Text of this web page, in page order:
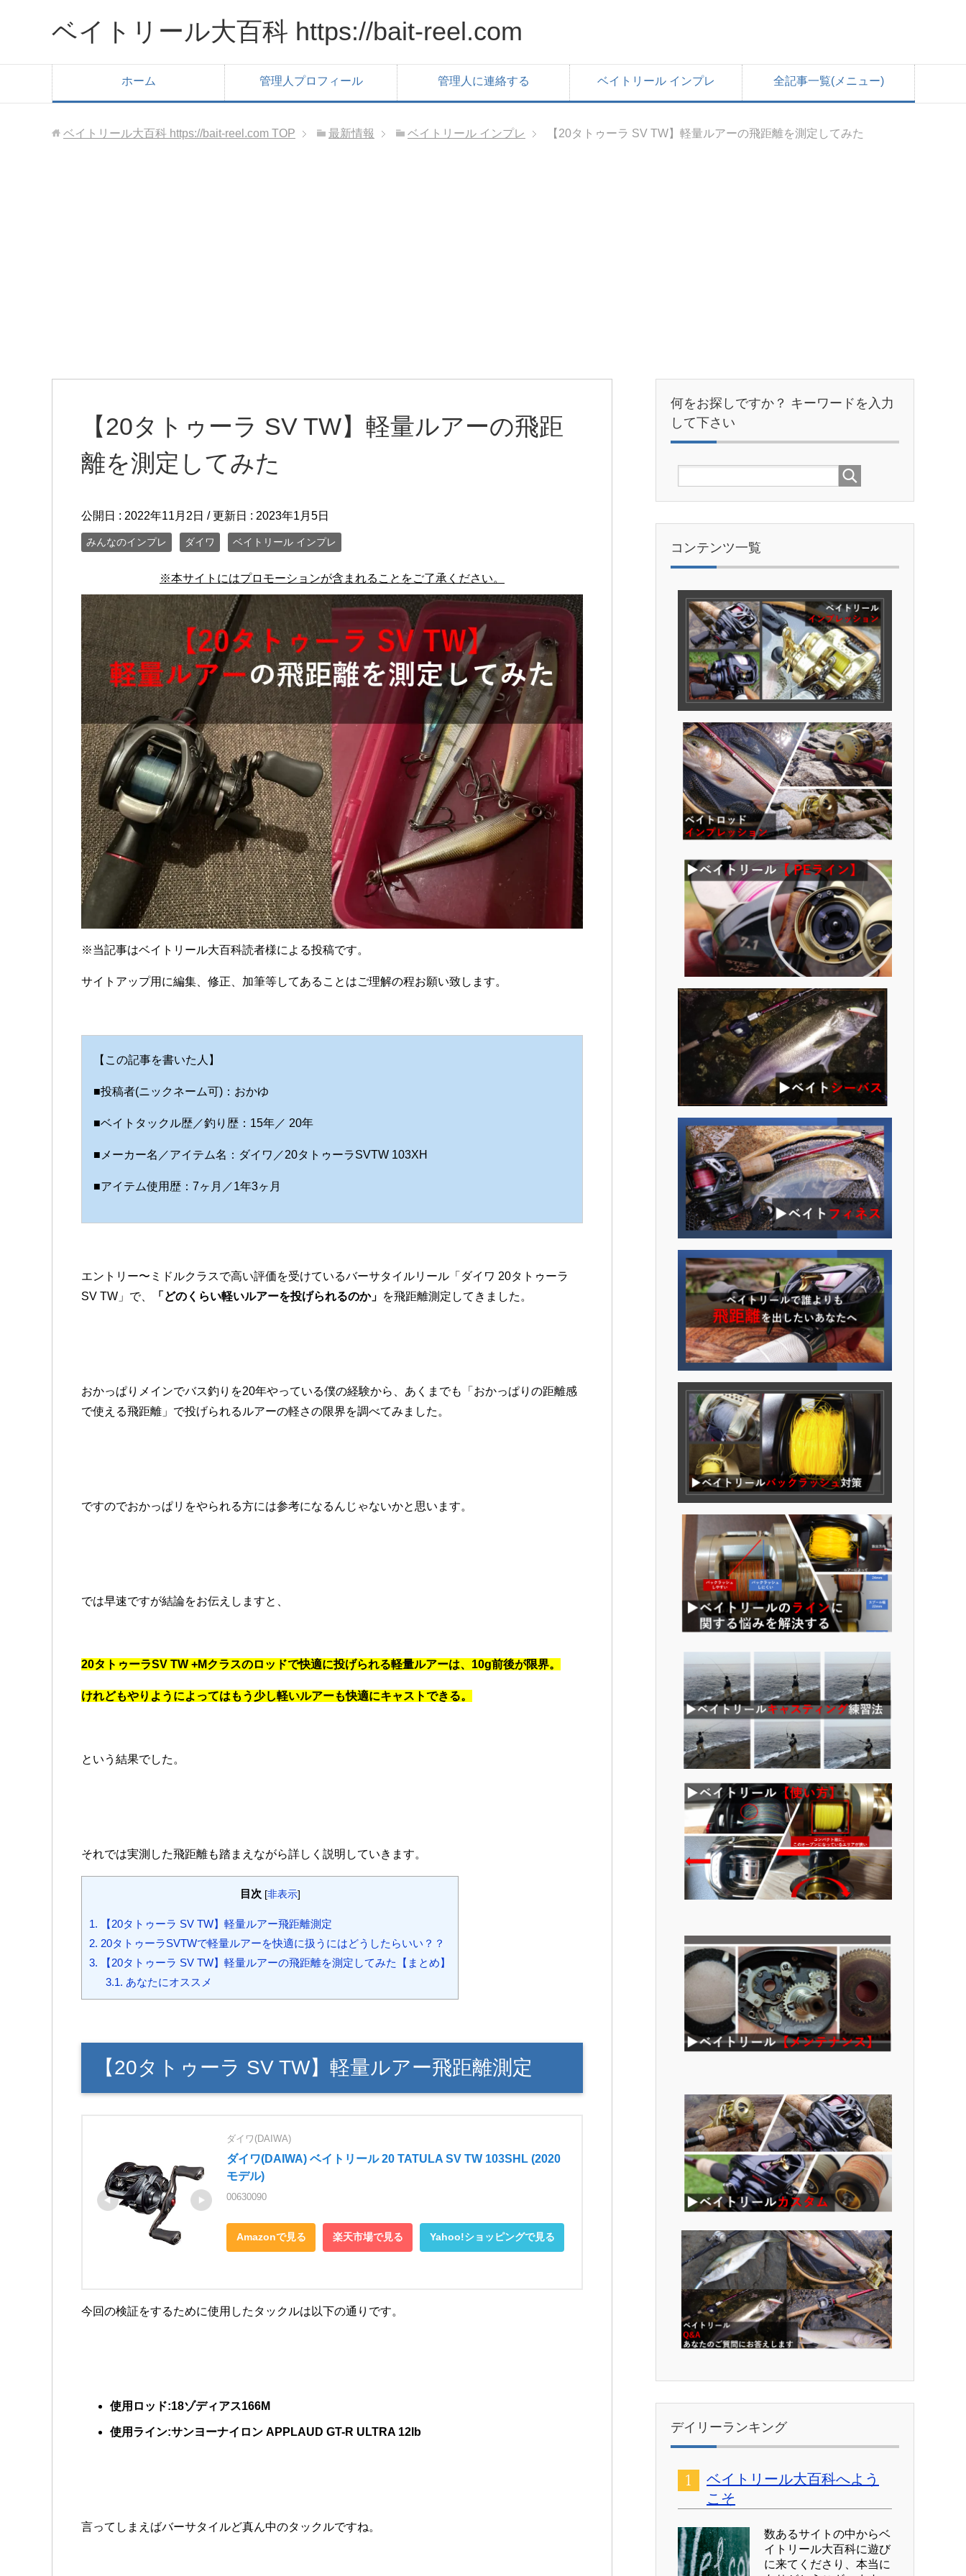
ベイトリール大百科 https://bait-reel.com
ホーム 管理人プロフィール 管理人に連絡する ベイトリール インプレ 全記事一覧(メニュー)
ベイトリール大百科 https://bait-reel.com TOP 最新情報 ベイトリール インプレ 【20タトゥーラ SV TW】軽量ルアーの飛距離を測定してみた
【20タトゥーラ SV TW】軽量ルアーの飛距
離を測定してみた
公開日 : 2022年11月2日 / 更新日 : 2023年1月5日
みんなのインプレ ダイワ ベイトリール インプレ
※本サイトにはプロモーションが含まれることをご了承ください。
※当記事はベイトリール大百科読者様による投稿です。
サイトアップ用に編集、修正、加筆等してあることはご理解の程お願い致します。
【この記事を書いた人】
■投稿者(ニックネーム可)：おかゆ
■ベイトタックル歴／釣り歴：15年／ 20年
■メーカー名／アイテム名：ダイワ／20タトゥーラSVTW 103XH
■アイテム使用歴：7ヶ月／1年3ヶ月
エントリー〜ミドルクラスで高い評価を受けているバーサタイルリール「ダイワ 20タトゥーラ
SV TW」で、
「どのくらい軽いルアーを投げられるのか」 を飛距離測定してきました。
おかっぱりメインでバス釣りを20年やっている僕の経験から、あくまでも「おかっぱりの距離感
で使える飛距離」で投げられるルアーの軽さの限界を調べてみました。
ですのでおかっぱリをやられる方には参考になるんじゃないかと思います。
では早速ですが結論をお伝えしますと、
20タトゥーラSV TW +Mクラスのロッドで快適に投げられる軽量ルアーは、10g前後が限界。
けれどもやりようによってはもう少し軽いルアーも快適にキャストできる。
という結果でした。
それでは実測した飛距離も踏まえながら詳しく説明していきます。
目次 [非表示]
1. 【20タトゥーラ SV TW】軽量ルアー飛距離測定
2. 20タトゥーラSVTWで軽量ルアーを快適に扱うにはどうしたらいい？？
3. 【20タトゥーラ SV TW】軽量ルアーの飛距離を測定してみた【まとめ】
3.1. あなたにオススメ
【20タトゥーラ SV TW】軽量ルアー飛距離測定
ダイワ(DAIWA)
ダイワ(DAIWA) ベイトリール 20 TATULA SV TW 103SHL (2020
モデル)
00630090
Amazonで見る 楽天市場で見る Yahoo!ショッピングで見る
今回の検証をするために使用したタックルは以下の通りです。
使用ロッド:18ゾディアス166M
使用ライン:サンヨーナイロン APPLAUD GT-R ULTRA 12lb
言ってしまえばバーサタイルど真ん中のタックルですね。
何をお探しですか？ キーワードを入力
して下さい
コンテンツ一覧
デイリーランキング
ベイトリール大百科へよう
こそ
数あるサイトの中からベ
イトリール大百科に遊び
に来てくださり、本当に